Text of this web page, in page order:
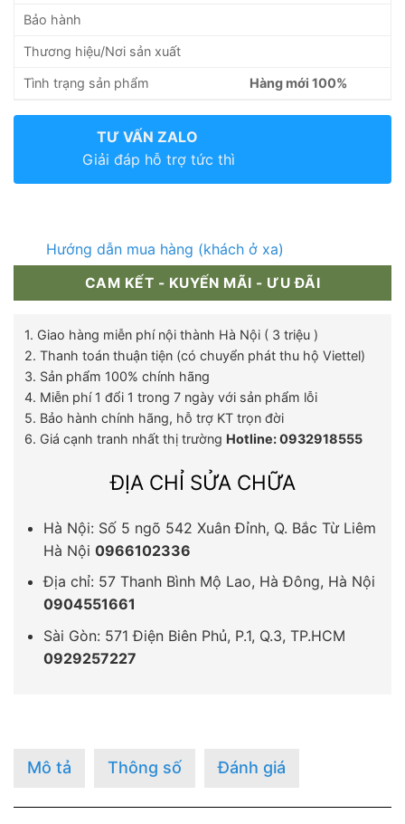
Bảo hành
Thương hiệu/Nơi sản xuất
Tình trạng sản phẩm Hàng mới 100%
TƯ VẤN ZALO
Giải đáp hỗ trợ tức thì
Hướng dẫn mua hàng (khách ở xa)
CAM KẾT - KUYẾN MÃI - ƯU ĐÃI
1. Giao hàng miễn phí nội thành Hà Nội ( 3 triệu )
2. Thanh toán thuận tiện (có chuyển phát thu hộ Viettel)
3. Sản phẩm 100% chính hãng
4. Miễn phí 1 đổi 1 trong 7 ngày với sản phẩm lỗi
5. Bảo hành chính hãng, hỗ trợ KT trọn đời
6. Giá cạnh tranh nhất thị trường Hotline: 0932918555
ĐỊA CHỈ SỬA CHỮA
Hà Nội: Số 5 ngõ 542 Xuân Đỉnh, Q. Bắc Từ Liêm
Hà Nội 0966102336
Địa chỉ: 57 Thanh Bình Mộ Lao, Hà Đông, Hà Nội
0904551661
Sài Gòn: 571 Điện Biên Phủ, P.1, Q.3, TP.HCM
0929257227
Mô tả Thông số Đánh giá